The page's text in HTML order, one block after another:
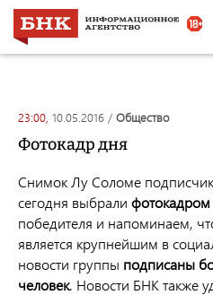
23:00, 10.05.2016 / общество
Фотокадр дня
Снимок Лу Соломе
сегодня выбрали
победителя и напоминаем,
является крупнейшим в
новости группы подписаны
человек. Новости БНК также